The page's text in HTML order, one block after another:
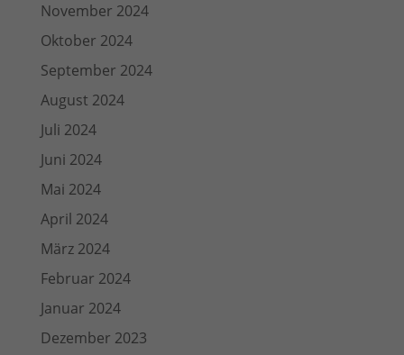
November 2024
Oktober 2024
September 2024
August 2024
Juli 2024
Juni 2024
Mai 2024
April 2024
März 2024
Februar 2024
Januar 2024
Dezember 2023